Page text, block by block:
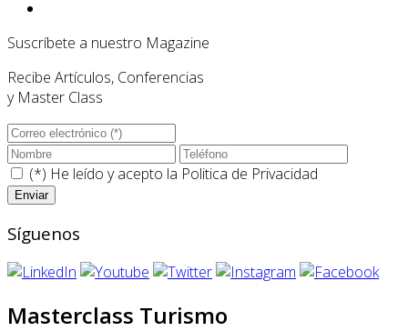
Suscríbete a nuestro Magazine
Recibe Artículos, Conferencias
y Master Class
(*) He leído y acepto la Politica de Privacidad
Síguenos
Masterclass Turismo